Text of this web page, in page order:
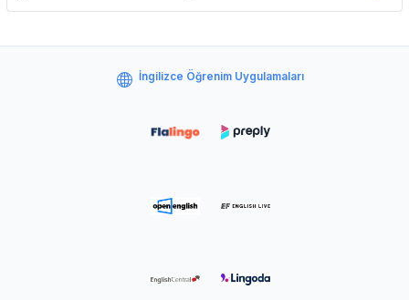
İngilizce Öğrenim Uygulamaları